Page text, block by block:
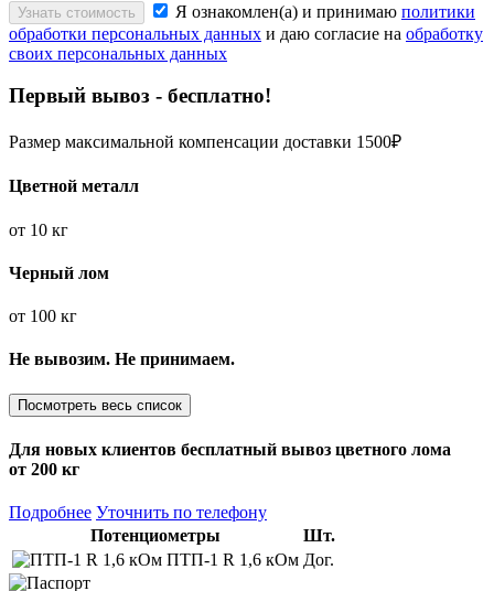
Узнать стоимость Я ознакомлен(а) и принимаю политики
обработки персональных данных и даю согласие на обработку
своих персональных данных
Первый вывоз - бесплатно!
Размер максимальной компенсации доставки 1500₽
Цветной металл
от 10 кг
Черный лом
от 100 кг
Не вывозим. Не принимаем.
Посмотреть весь список
Для новых клиентов бесплатный вывоз цветного лома
от 200 кг
Подробнее Уточнить по телефону
Потенциометры
Шт.
ПТП-1 R 1,6 кОм Дог.